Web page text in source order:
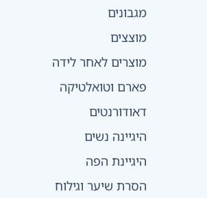
מגבונים
מוצצים
מוצרים לאחר לידה
פארם וטואלטיקה
דאודורנטים
היגיינה נשים
היגיינת הפה
הסרת שיער וגילוח